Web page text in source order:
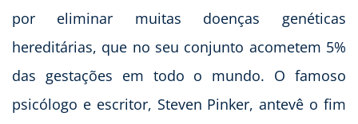
por eliminar muitas doenças genéticas
hereditárias, que no seu conjunto acometem 5%
das gestações em todo o mundo. O famoso
psicólogo e escritor, Steven Pinker, antevê o fim